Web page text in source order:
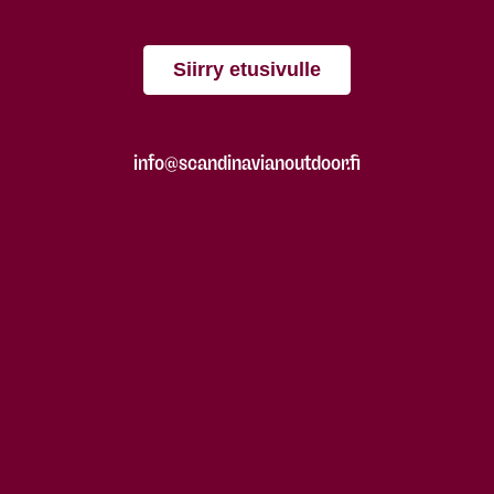
Siirry etusivulle
info@scandinavianoutdoor.fi